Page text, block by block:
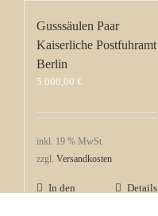
Gusssäulen Paar
Kaiserliche Postfuhramt
Berlin
5.000,00 €
inkl. 19 % MwSt.
zzgl. Versandkosten
In den
Details